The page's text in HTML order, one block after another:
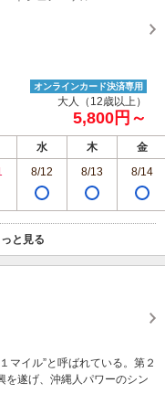
オンラインカード決済専用
大人（12歳以上）
5,800円～
水 木
金
8/12 8/13 8/14
と見る
マイル”と呼ばれている。第２
を遂げ、沖縄人パワーのシン